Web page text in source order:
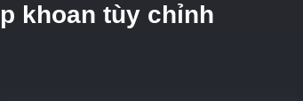
khoan tùy chỉnh